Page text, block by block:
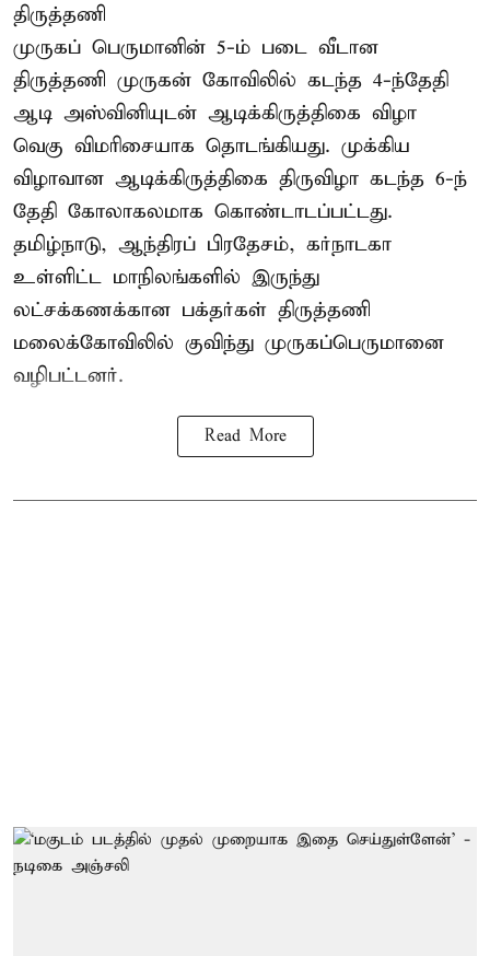
திருத்தணி
முருகப் பெருமானின் 5-ம் படை வீடான
திருத்தணி முருகன் கோவிலில் கடந்த 4-ந்தேதி
ஆடி அஸ்வினியுடன் ஆடிக்கிருத்திகை விழா
வெகு விமரிசையாக தொடங்கியது. முக்கிய
விழாவான ஆடிக்கிருத்திகை திருவிழா கடந்த 6-ந்
தேதி கோலாகலமாக கொண்டாடப்பட்டது.
தமிழ்நாடு, ஆந்திரப் பிரதேசம், கர்நாடகா
உள்ளிட்ட மாநிலங்களில் இருந்து
லட்சக்கணக்கான பக்தர்கள் திருத்தணி
மலைக்கோவிலில் குவிந்து முருகப்பெருமானை
வழிபட்டனர்.
Read More